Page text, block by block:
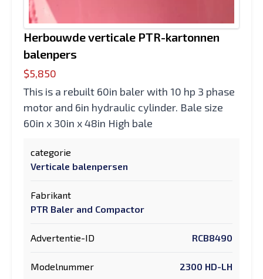
Herbouwde verticale PTR-kartonnen
balenpers
$5,850
This is a rebuilt 60in baler with 10 hp 3 phase
motor and 6in hydraulic cylinder. Bale size
60in x 30in x 48in High bale
categorie
Verticale balenpersen
Fabrikant
PTR Baler and Compactor
Advertentie-ID RCB8490
Modelnummer 2300 HD-LH